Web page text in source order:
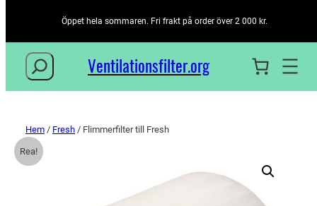
Öppet hela sommaren. Fri frakt på order över 2 000 kr.
Sök Ventilationsfilter­.org
Hem / Fresh / Flimmerfilter till Fresh
Rea!